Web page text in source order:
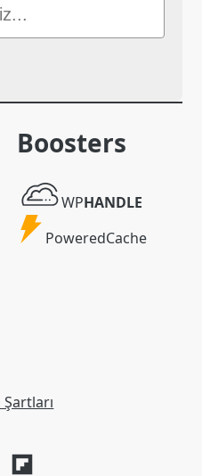
Boosters
WP
Handle
WPHANDLE
Powered
PoweredCache
Şartları